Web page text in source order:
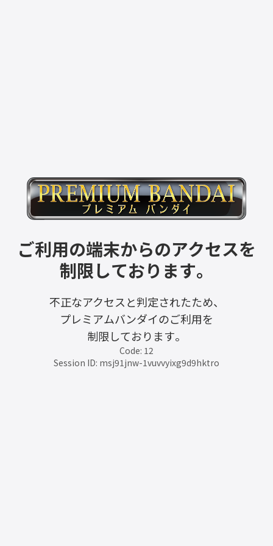
ご利用の端末からのアクセスを
制限しております。
不正なアクセスと判定されたため、
プレミアムバンダイのご利用を
制限しております。
Code: 12
Session ID: msj91jnw-1vuvvyixg9d9hktro